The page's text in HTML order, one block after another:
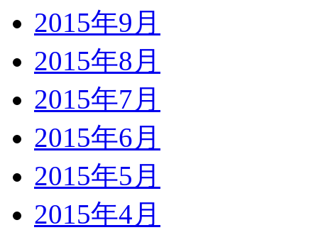
2015年9月
2015年8月
2015年7月
2015年6月
2015年5月
2015年4月